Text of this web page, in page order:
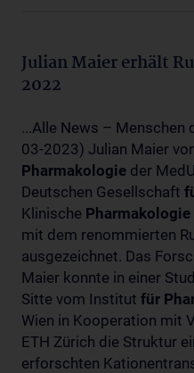
Julian Maier erhält
2022
...Alle News – Menschen
03-2023) Julian Maier
Pharmakologie der
Deutschen Gesellschaft
Klinische Pharmakologie
mit dem renommierten
ausgezeichnet. Das
Maier konnte in einer
Sitte vom Institut für
Wien in Kooperation mit
ETH Zürich die Struktur
erforschten